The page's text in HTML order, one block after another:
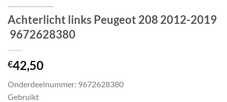
Achterlicht links Peugeot 208 2012-2019
9672628380
€42,50
Onderdeelnummer: 9672628380
Gebruikt